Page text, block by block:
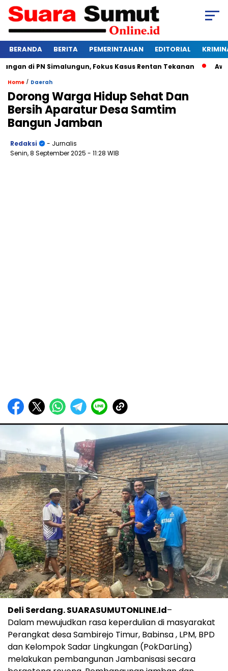
BERANDA BERITA PEMERINTAHAN EDITORIAL
di PN Simalungun, Fokus Kasus Rentan Tekanan Awas
Home / Daerah
Dorong Warga Hidup Sehat Dan
Bersih Aparatur Desa Samtim
Bangun Jamban
Redaksi
- Jurnalis
Senin, 8 September 2025 - 11:28 WIB
Deli Serdang. SUARASUMUTONLINE.Id–
Dalam mewujudkan rasa keperdulian di masyarakat
Perangkat desa Sambirejo Timur, Babinsa , LPM, BPD
dan Kelompok Sadar Lingkungan (PokDarLing)
melakukan pembangunan Jambanisasi secara